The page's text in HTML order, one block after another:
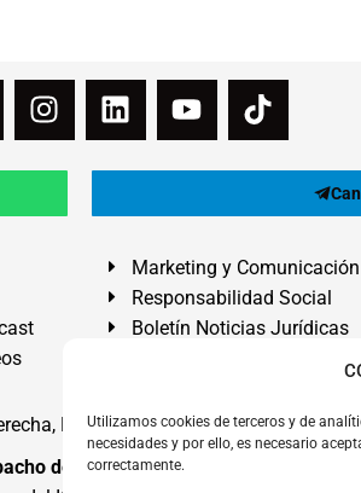
Utilizamos cookies de terceros y de
necesidades y por ello, es necesario
correctamente.
Marketing y Comunicación
Responsabilidad Social
Boletín Noticias Jurídicas
El Médano, Granadilla de Abona,
de Abogados El Médano